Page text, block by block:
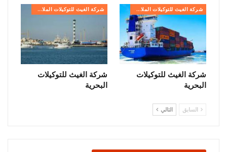
شركة الغيث للتوكيلات الملاحية
شركة الغيث للتوكيلات
البحرية
شركة الغيث للتوكيلات الملاحية
شركة الغيث للتوكيلات
البحرية
السابق التالي